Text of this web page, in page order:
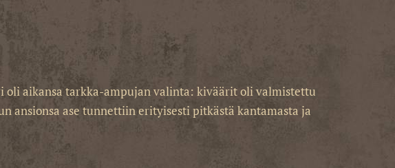
oli aikansa tarkka-ampujan valinta: kiväärit oli valmistettu
ansionsa ase tunnettiin erityisesti pitkästä kantamasta ja